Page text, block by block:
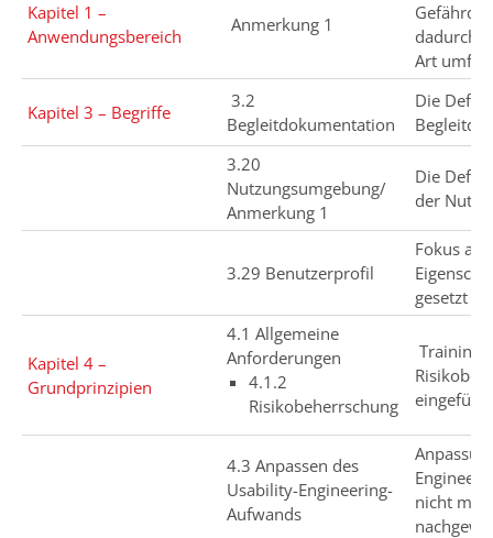
Kapitel 1 –
Anwendungsbereich
Anmerkung 1
dadurch
Art
Kapitel 3 – Begriffe
3.2
Begleitdokumentation
Die
3.20
Nutzungsumgebung/
Anmerkung 1
Die
der
3.29 Benutzerprofil
Fokus
gesetzt
Kapitel 4 –
Grundprinzipien
4.1 Allgemeine
Anforderungen
4.1.2
Risikobeherrschung
Training
eingeführt
4.3 Anpassen des
Usability-Engineering-
Aufwands
nicht